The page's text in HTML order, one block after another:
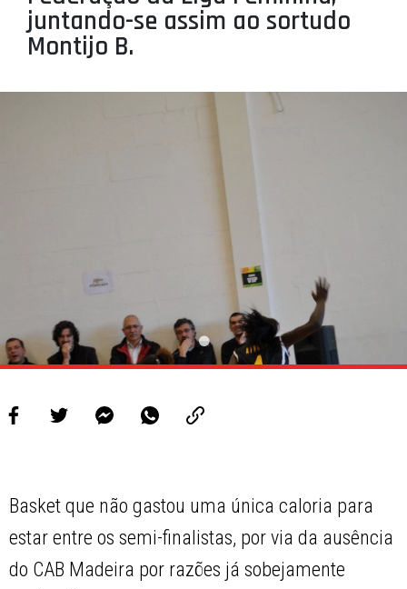
LIGA BETCLIC FEMININA
juntando-se assim ao sortudo
Montijo B.
Basket que não gastou uma única caloria para
estar entre os semi-finalistas, por via da ausência
do CAB Madeira por razões já sobejamente